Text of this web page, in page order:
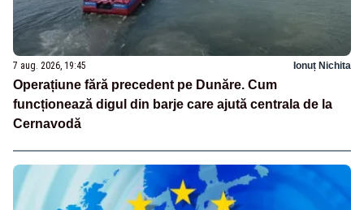
7 aug. 2026, 19:45 Ionuț Nichita
Operațiune fără precedent pe Dunăre. Cum
funcționează digul din barje care ajută centrala de la
Cernavodă